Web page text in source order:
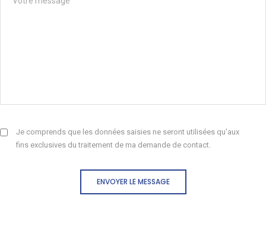
Je comprends que les données saisies ne seront utilisées qu'aux
fins exclusives du traitement de ma demande de contact.
ENVOYER LE MESSAGE